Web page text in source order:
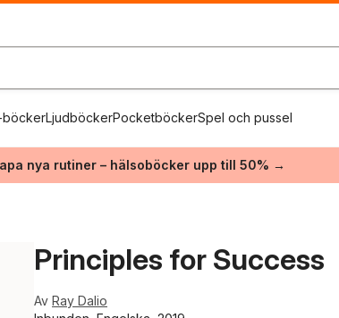
böckerLjudböckerPocketböckerSpel och pussel
nya rutiner – hälsoböcker upp till 50% →
Principles for Success
Av Ray Dalio